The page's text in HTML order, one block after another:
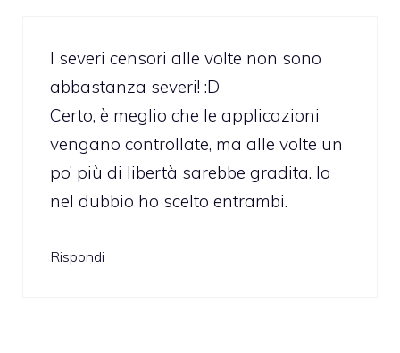
I severi censori alle volte non sono
abbastanza severi! :D
Certo, è meglio che le applicazioni
vengano controllate, ma alle volte un
po’ più di libertà sarebbe gradita. Io
nel dubbio ho scelto entrambi.
Rispondi